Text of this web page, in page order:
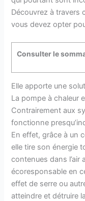
Découvrez à travers
vous devez opter
Consulter le
Elle apporte une
La pompe à chaleur
Contrairement aux
fonctionne
En effet, grâce à un
elle tire son énergie
contenues dans
écoresponsable en
effet de serre ou
atteindre et détruire